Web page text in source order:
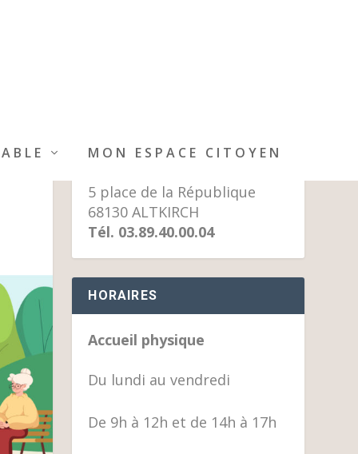
MON ESPACE CITOYEN
MAIRIE D’ALTKIRCH
5 place de la République
68130 ALTKIRCH
Tél. 03.89.40.00.04
HORAIRES
Accueil physique
Du lundi au vendredi
De 9h à 12h et de 14h à 17h